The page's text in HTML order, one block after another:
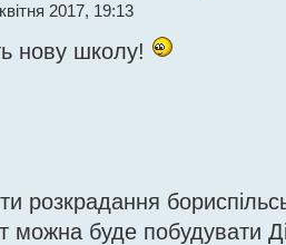
2017, 19:13
нову школу!
розкрадання
можна буде побудувати